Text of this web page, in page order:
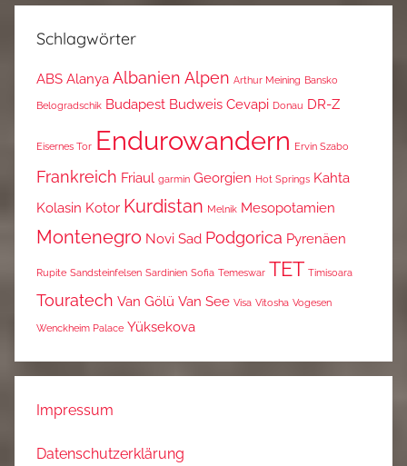
Schlagwörter
ABS Alanya Albanien Alpen Arthur Meining Bansko
Belogradschik Budapest Budweis Cevapi Donau DR-Z
Eisernes Tor Endurowandern Ervin Szabo
Frankreich Friaul garmin Georgien Hot Springs Kahta
Kolasin Kotor Kurdistan Melnik Mesopotamien
Montenegro Novi Sad Podgorica Pyrenäen
Rupite Sandsteinfelsen Sardinien Sofia Temeswar TET Timisoara
Touratech Van Gölü Van See Visa Vitosha Vogesen
Wenckheim Palace Yüksekova
Impressum
Datenschutzerklärung